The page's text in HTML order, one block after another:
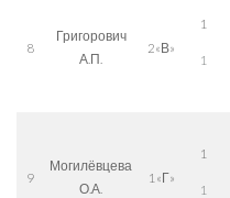
8
Григорович
А.П.
2«В»
1
1
9
Могилёвцева
О.А.
1«Г»
1
1